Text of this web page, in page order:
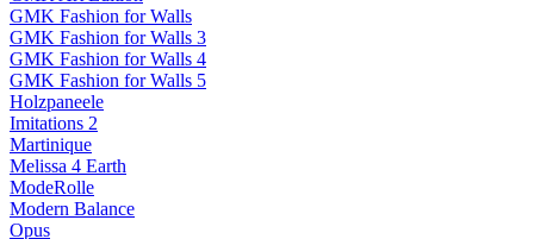
GMK Fashion for Walls
GMK Fashion for Walls 3
GMK Fashion for Walls 4
GMK Fashion for Walls 5
Holzpaneele
Imitations 2
Martinique
Melissa 4 Earth
ModeRolle
Modern Balance
Opus